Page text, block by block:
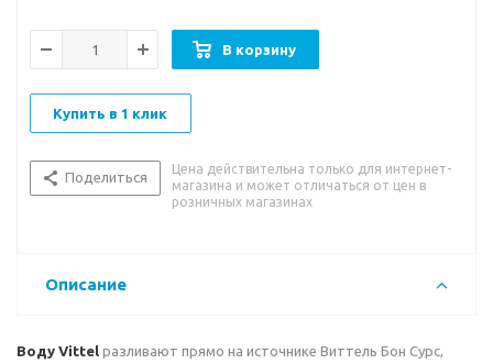
Вкусовые качества:
обладает мягким, нейтральным и
лёгким вкусом.
Рекомендации к употреблению:
способствует улучшению обмена веществ и поддержанию
чистотой и невысокой минерализацией – может
употребляться ежедневно в качестве столовой воды.
В корзину
Купить в 1 клик
Поделиться
Цена действительна только для интернет-
магазина и может отличаться от цен в
розничных магазинах
Описание
Воду Vittel разливают прямо на источнике Виттель Бон Сурс,